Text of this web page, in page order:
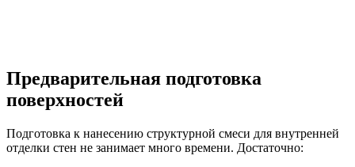
Предварительная подготовка
поверхностей
Подготовка к нанесению структурной смеси для внутренней
отделки стен не занимает много времени. Достаточно: